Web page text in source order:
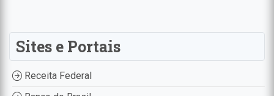
Sites e Portais
Receita Federal